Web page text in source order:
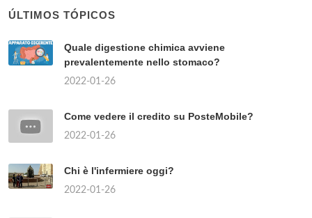
ÚLTIMOS TÓPICOS
Quale digestione chimica avviene
prevalentemente nello stomaco?
2022-01-26
Come vedere il credito su PosteMobile?
2022-01-26
Chi è l'infermiere oggi?
2022-01-26